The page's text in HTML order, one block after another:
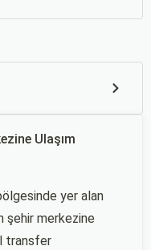
Ulaşım
yer alan
şehir merkezine
transfer